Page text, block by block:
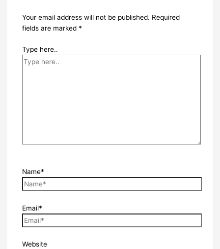
Your email address will not be published. Required
fields are marked *
Type here..
Name*
Email*
Website